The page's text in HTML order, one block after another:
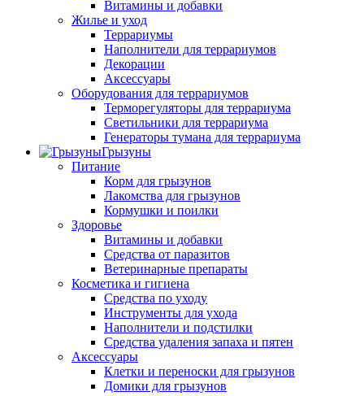
Витамины и добавки
Жилье и уход
Террариумы
Наполнители для террариумов
Декорации
Аксессуары
Оборудования для террариумов
Терморегуляторы для террариума
Светильники для террариума
Генераторы тумана для террариума
Грызуны
Питание
Корм для грызунов
Лакомства для грызунов
Кормушки и поилки
Здоровье
Витамины и добавки
Средства от паразитов
Ветеринарные препараты
Косметика и гигиена
Средства по уходу
Инструменты для ухода
Наполнители и подстилки
Средства удаления запаха и пятен
Аксессуары
Клетки и переноски для грызунов
Домики для грызунов